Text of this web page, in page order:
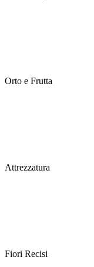
Orto e Frutta
Attrezzatura
Fiori Recisi